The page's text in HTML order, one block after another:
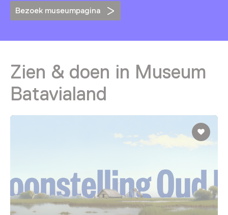
Bezoek museumpagina
Zien & doen in Museum
Batavialand